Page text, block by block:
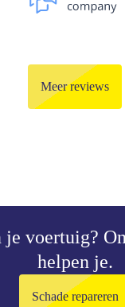
Meer reviews
je voertuig?
helpen je.
Schade repareren